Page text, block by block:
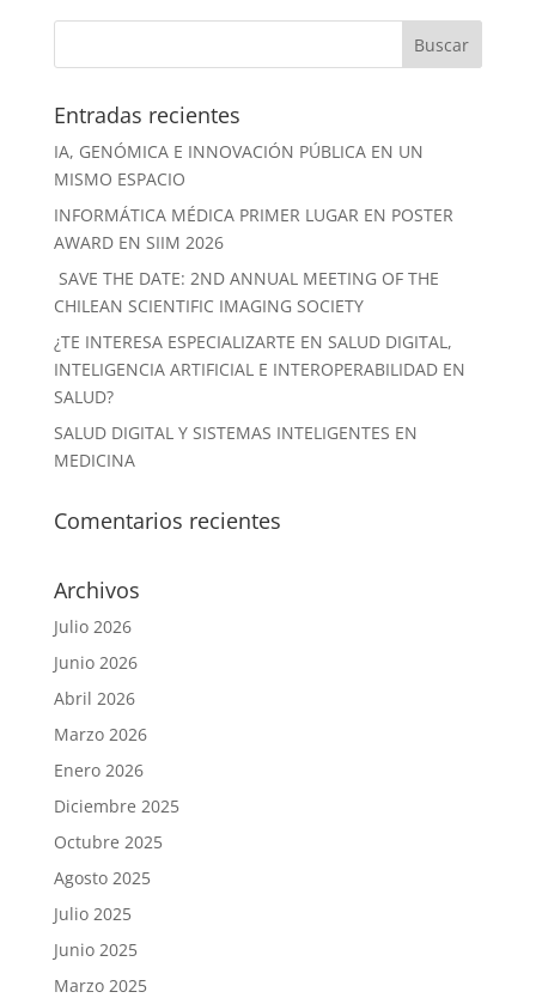
Entradas recientes
IA, GENÓMICA E INNOVACIÓN PÚBLICA EN UN
MISMO ESPACIO
INFORMÁTICA MÉDICA PRIMER LUGAR EN POSTER
AWARD EN SIIM 2026
SAVE THE DATE: 2ND ANNUAL MEETING OF THE
CHILEAN SCIENTIFIC IMAGING SOCIETY
¿TE INTERESA ESPECIALIZARTE EN SALUD DIGITAL,
INTELIGENCIA ARTIFICIAL E INTEROPERABILIDAD EN
SALUD?
SALUD DIGITAL Y SISTEMAS INTELIGENTES EN
MEDICINA
Comentarios recientes
Archivos
Julio 2026
Junio 2026
Abril 2026
Marzo 2026
Enero 2026
Diciembre 2025
Octubre 2025
Agosto 2025
Julio 2025
Junio 2025
Marzo 2025